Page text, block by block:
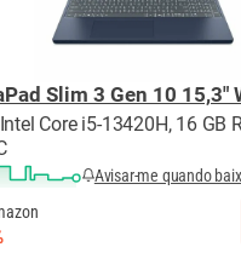
Slim 3 Gen 10 15,3"
Core i5-13420H, 16 GB
Avisar-me quando